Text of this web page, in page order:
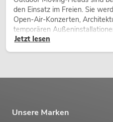
den Einsatz im Freien. Sie
Open-Air-Konzerten,
temporären
Jetzt lesen
Unsere Marken